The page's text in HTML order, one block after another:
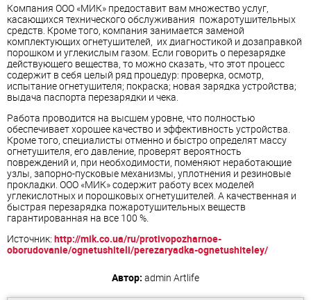
Компания ООО «МИК» предоставит вам множество услуг,
касающихся технического обслуживания пожаротушительных
средств. Кроме того, компания занимается заменой
комплектующих огнетушителей, их диагностикой и дозаправкой
порошком и углекислым газом. Если говорить о перезарядке
действующего вещества, то можно сказать, что этот процесс
содержит в себя целый ряд процедур: проверка, осмотр,
испытание огнетушителя; покраска; новая зарядка устройства;
выдача паспорта перезарядки и чека.
Работа проводится на высшем уровне, что полностью
обеспечивает хорошее качество и эффективность устройства.
Кроме того, специалисты отменно и быстро определят массу
огнетушителя, его давление, проверят вероятность
повреждений и, при необходимости, поменяют неработающие
узлы, запорно-пусковые механизмы, уплотнения и резиновые
прокладки. ООО «МИК» содержит работу всех моделей
углекислотных и порошковых огнетушителей. А качественная и
быстрая перезарядка пожаротушительных веществ
гарантированная на все 100 %.
Источник: http://mik.co.ua/ru/protivopozharnoe-
oborudovanie/ognetushiteli/perezaryadka-ognetushiteley/
Автор: admin Artlife